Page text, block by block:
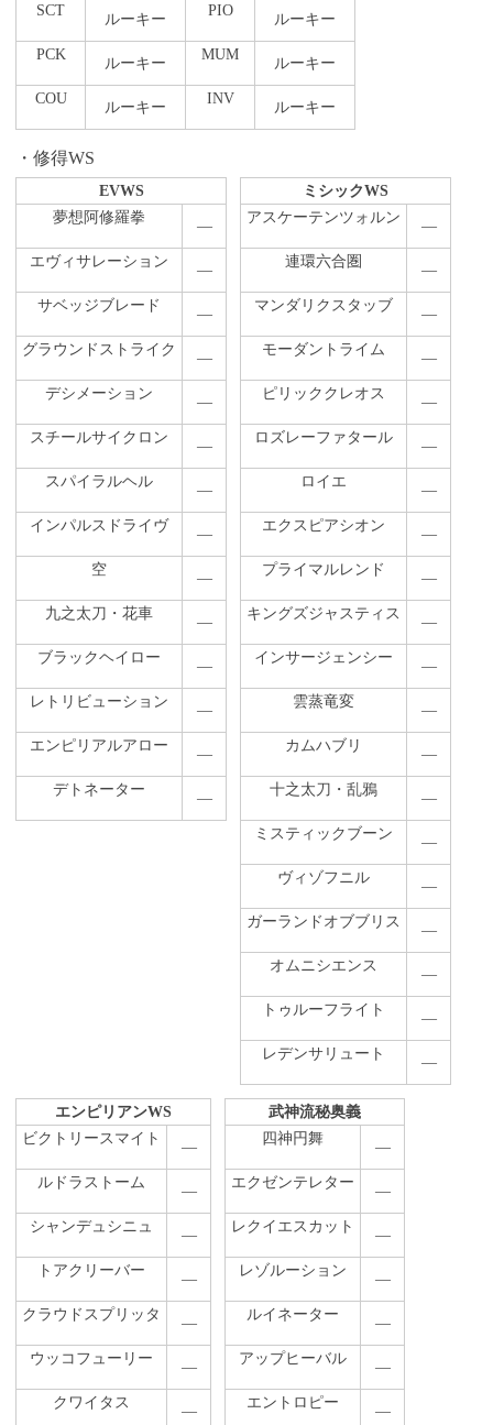
SCT
ルーキー
PIO
ルーキー
PCK
ルーキー
MUM
ルーキー
COU
ルーキー
INV
ルーキー
修得WS
EVWS
夢想阿修羅拳
―
エヴィサレーション
―
サベッジブレード
―
グラウンドストライク
―
デシメーション
―
スチールサイクロン
―
スパイラルヘル
―
インパルスドライヴ
―
空
―
九之太刀・花車
―
ブラックヘイロー
―
レトリビューション
―
エンピリアルアロー
―
デトネーター
―
ミシックWS
アスケーテンツォルン
―
連環六合圏
―
マンダリクスタッブ
―
モーダントライム
―
ピリッククレオス
―
ロズレーファタール
―
ロイエ
―
エクスピアシオン
―
プライマルレンド
―
キングズジャスティス
―
インサージェンシー
―
雲蒸竜変
―
カムハブリ
―
十之太刀・乱鴉
―
ミスティックブーン
―
ヴィゾフニル
―
ガーランドオブブリス
―
オムニシエンス
―
トゥルーフライト
―
レデンサリュート
―
エンピリアンWS
ビクトリースマイト
―
ルドラストーム
―
シャンデュシニュ
―
トアクリーバー
―
クラウドスプリッタ
―
ウッコフューリー
―
クワイタス
―
武神流秘奥義
四神円舞
―
エクゼンテレター
―
レクイエスカット
―
レゾルーション
―
ルイネーター
―
アップヒーバル
―
エントロピー
―